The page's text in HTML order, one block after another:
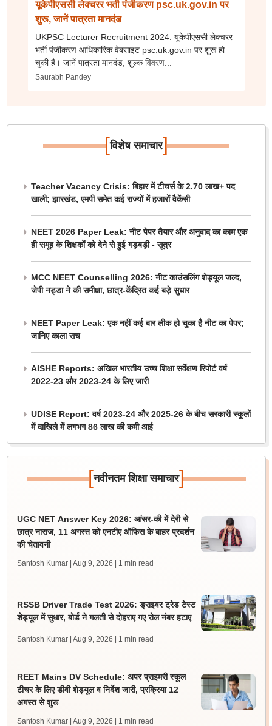
यूकेपीएससी लेक्चरर भर्ती पंजीकरण psc.uk.gov.in पर
शुरू, जानें पात्रता मानदंड
UKPSC Lecturer Recruitment 2024: यूकेपीएससी लेक्चरर
भर्ती पंजीकरण आधिकारिक वेबसाइट psc.uk.gov.in पर शुरू हो
चुकी है। जानें पात्रता मानदंड, शुल्क विवरण...
Saurabh Pandey
[विशेष समाचार]
Teacher Vacancy Crisis: बिहार में टीचर्स के 2.70 लाख+ पद
खाली; झारखंड, एमपी समेत कई राज्यों में हजारों वैकेंसी
NEET 2026 Paper Leak: नीट पेपर तैयार और अनुवाद का काम एक
ही समूह के शिक्षकों को देने से हुई गड़बड़ी - सूत्र
MCC NEET Counselling 2026: नीट काउंसलिंग शेड्यूल जल्द,
जेपी नड्डा ने की समीक्षा, छात्र-केंद्रित कई बड़े सुधार
NEET Paper Leak: एक नहीं कई बार लीक हो चुका है नीट का पेपर;
जानिए काला सच
AISHE Reports: अखिल भारतीय उच्च शिक्षा सर्वेक्षण रिपोर्ट वर्ष
2022-23 और 2023-24 के लिए जारी
UDISE Report: वर्ष 2023-24 और 2025-26 के बीच सरकारी स्कूलों
में दाखिले में लगभग 86 लाख की कमी आई
[नवीनतम शिक्षा समाचार]
UGC NET Answer Key 2026: आंसर-की में देरी से
छात्र नाराज, 11 अगस्त को एनटीए ऑफिस के बाहर प्रदर्शन
की चेतावनी
Santosh Kumar | Aug 9, 2026 | 1 min read
RSSB Driver Trade Test 2026: ड्राइवर ट्रेड टेस्ट
शेड्यूल में सुधार, बोर्ड ने गलती से दोहराए गए रोल नंबर हटाए
Santosh Kumar | Aug 9, 2026 | 1 min read
REET Mains DV Schedule: अपर प्राइमरी स्कूल
टीचर के लिए डीवी शेड्यूल व निर्देश जारी, प्रक्रिया 12
अगस्त से शुरू
Santosh Kumar | Aug 9, 2026 | 1 min read